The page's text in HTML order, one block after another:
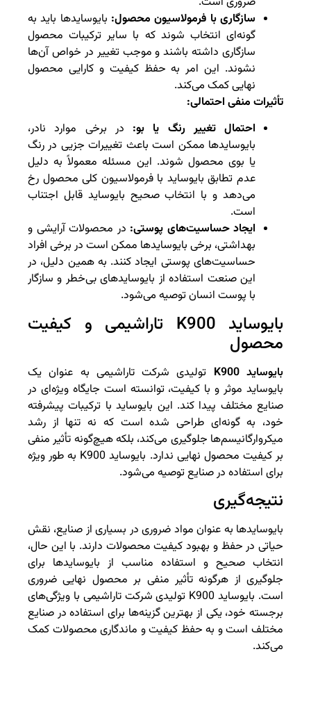
سازگاری با فرمولاسیون محصول: بایوسایدها باید به
گونه‌ای انتخاب شوند که با سایر ترکیبات محصول
سازگاری داشته باشند و موجب تغییر در خواص آن‌ها
نشوند. این امر به حفظ کیفیت و کارایی محصول
نهایی کمک می‌کند.
تأثیرات منفی احتمالی:
احتمال تغییر رنگ یا بو: در برخی موارد نادر،
بایوسایدها ممکن است باعث تغییرات جزیی در رنگ
یا بوی محصول شوند. این مسئله معمولاً به دلیل
عدم تطابق بایوساید با فرمولاسیون کلی محصول رخ
می‌دهد و با انتخاب صحیح بایوساید قابل اجتناب
است.
ایجاد حساسیت‌های پوستی: در محصولات آرایشی و
بهداشتی، برخی بایوسایدها ممکن است در برخی افراد
حساسیت‌های پوستی ایجاد کنند. به همین دلیل، در
این صنعت استفاده از بایوسایدهای بی‌خطر و سازگار
با پوست انسان توصیه می‌شود.
بایوساید K900 تاراشیمی و کیفیت
محصول
بایوساید K900
تولیدی شرکت تاراشیمی به عنوان یک
بایوساید موثر و با کیفیت، توانسته است جایگاه ویژه‌ای در
صنایع مختلف پیدا کند. این بایوساید با ترکیبات پیشرفته
خود، به گونه‌ای طراحی شده است که نه تنها از رشد
میکروارگانیسم‌ها جلوگیری می‌کند، بلکه هیچ‌گونه تأثیر منفی
بر کیفیت محصول نهایی ندارد. بایوساید K900 به طور ویژه
برای استفاده در صنایع توصیه می‌شود.
نتیجه‌گیری
بایوسایدها به عنوان مواد ضروری در بسیاری از صنایع، نقش
حیاتی در حفظ و بهبود کیفیت محصولات دارند. با این حال،
انتخاب صحیح و استفاده مناسب از بایوسایدها برای
جلوگیری از هرگونه تأثیر منفی بر محصول نهایی ضروری
است. بایوساید K900 تولیدی شرکت تاراشیمی با ویژگی‌های
برجسته خود، یکی از بهترین گزینه‌ها برای استفاده در صنایع
مختلف است و به حفظ کیفیت و ماندگاری محصولات کمک
می‌کند.